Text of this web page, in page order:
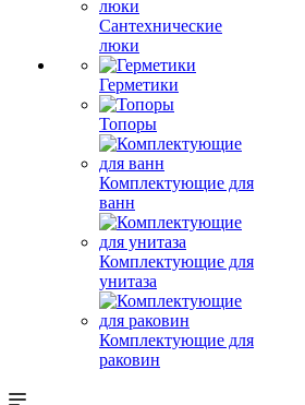
Сантехнические
люки
Герметики
Топоры
Комплектующие для
ванн
Комплектующие для
унитаза
Комплектующие для
раковин